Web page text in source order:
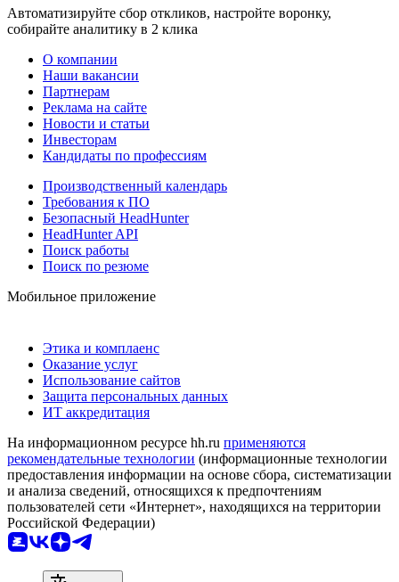
Автоматизируйте сбор откликов, настройте воронку,
собирайте аналитику в 2 клика
О компании
Наши вакансии
Партнерам
Реклама на сайте
Новости и статьи
Инвесторам
Кандидаты по профессиям
Производственный календарь
Требования к ПО
Безопасный HeadHunter
HeadHunter API
Поиск работы
Поиск по резюме
Мобильное приложение
Этика и комплаенс
Оказание услуг
Использование сайтов
Защита персональных данных
ИТ аккредитация
На информационном ресурсе hh.ru применяются
рекомендательные технологии (информационные технологии
предоставления информации на основе сбора, систематизации
и анализа сведений, относящихся к предпочтениям
пользователей сети «Интернет», находящихся на территории
Российской Федерации)